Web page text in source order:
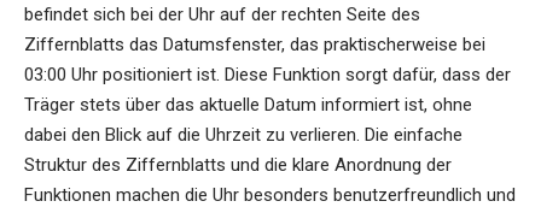
befindet sich bei der Uhr auf der rechten Seite des
Ziffernblatts das Datumsfenster, das praktischerweise bei
03:00 Uhr positioniert ist. Diese Funktion sorgt dafür, dass der
Träger stets über das aktuelle Datum informiert ist, ohne
dabei den Blick auf die Uhrzeit zu verlieren. Die einfache
Struktur des Ziffernblatts und die klare Anordnung der
Funktionen machen die Uhr besonders benutzerfreundlich und